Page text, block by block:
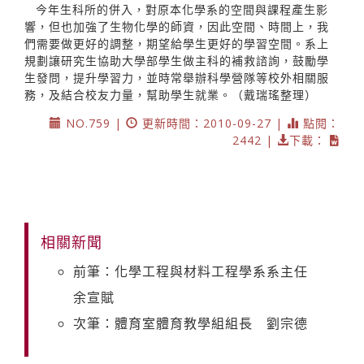
今年生科所的併入，對原本化學系的空間與課程產生影
響，但也加強了生物化學的師資，因此空間、時間上，我
們需要做更好的調整，期望給學生更好的學習空間。系上
規劃讓研究生協助大學部學生做主科的補救諮詢，鼓勵學
生發問，提升學習力，並時常舉辦科學營隊等校外相關服
務，及結合校友力量，幫助學生就業。（戴瑞瑤整理）
NO.759 |
更新時間：2010-09-27 |
點閱：
2442 |
下載：
相關新聞
前筆：化學工程與材料工程學系系主任
余宣賦
次筆：體育室體育教學組組長 劉宗德